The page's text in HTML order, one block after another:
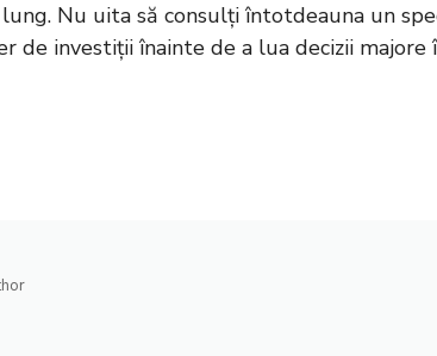
Nu uita să consulți întotdeauna un
de investiții înainte de a lua decizii majore